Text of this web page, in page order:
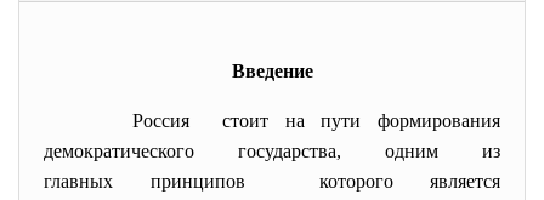
Введение
Россия стоит на пути формирования
демократического государства, одним из
главных принципов которого является